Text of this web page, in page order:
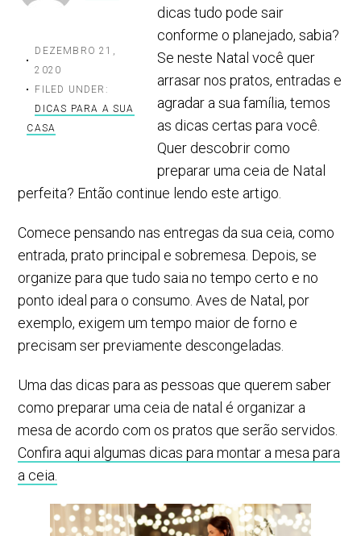
DEZEMBRO 21,
2020
FILED UNDER:
DICAS PARA A SUA
CASA
dicas tudo pode sair
conforme o planejado, sabia?
Se neste Natal você quer
arrasar nos pratos, entradas e
agradar a sua família, temos
as dicas certas para você.
Quer descobrir como
preparar uma ceia de Natal
perfeita? Então continue lendo este artigo.
Comece pensando nas entregas da sua ceia, como
entrada, prato principal e sobremesa. Depois, se
organize para que tudo saia no tempo certo e no
ponto ideal para o consumo. Aves de Natal, por
exemplo, exigem um tempo maior de forno e
precisam ser previamente descongeladas.
Uma das dicas para as pessoas que querem saber
como preparar uma ceia de natal é organizar a
mesa de acordo com os pratos que serão servidos.
Confira aqui algumas dicas para montar a mesa para
a ceia.